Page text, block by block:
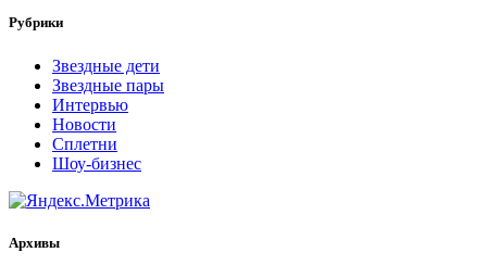
Рубрики
Звездные дети
Звездные пары
Интервью
Новости
Сплетни
Шоу-бизнес
Архивы